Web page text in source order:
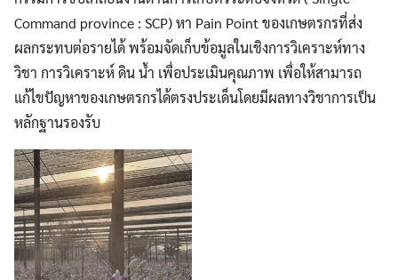
Search
for:
Search
Command province : SCP) หา Pain Point ของเกษตรกรที่ส่ง
ผลกระทบต่อรายได้ พร้อมจัดเก็บข้อมูลในเชิงการวิเคราะห์ทาง
วิชา การวิเคราะห์ ดิน น้ำ เพื่อประเมินคุณภาพ เพื่อให้สามารถ
แก้ไขปัญหาของเกษตรกรได้ตรงประเด็นโดยมีผลทางวิชาการเป็น
หลักฐานรองรับ